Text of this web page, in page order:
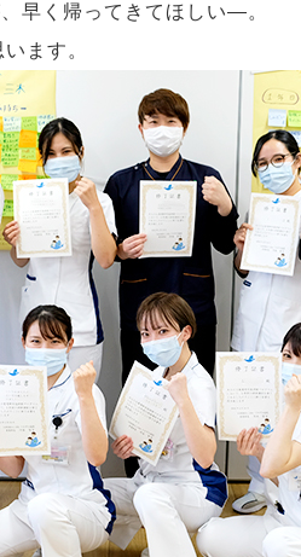
早く帰ってきてほしい—。
ます。